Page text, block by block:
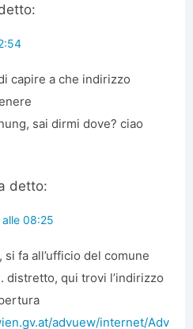
capire a che indirizzo
sai dirmi dove? ciao
detto:
08:25
si fa all’ufficio del comune
distretto, qui trovi l’indirizzo
advuew/internet/Adv